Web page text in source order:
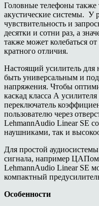
Головные телефоны также
акустические системы. У
чувствительность и
десятки и сотни раз, а
также может колебаться
кратного отличия.
Настоящий усилитель для
быть универсальным и
напряжения. Чтобы
каскад класса А
переключатель
пользователю через
LehmannAudio Linear SE
наушниками, так и
Для простой
сигнала, например
LehmannAudio Linear SE
компактный
Особенности